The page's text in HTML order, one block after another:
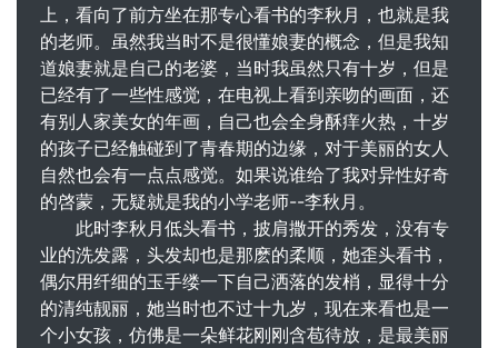
上，看向了前方坐在那专心看书的李秋月，也就是我
的老师。虽然我当时不是很懂娘妻的概念，但是我知
道娘妻就是自己的老婆，当时我虽然只有十岁，但是
已经有了一些性感觉，在电视上看到亲吻的画面，还
有别人家美女的年画，自己也会全身酥痒火热，十岁
的孩子已经触碰到了青春期的边缘，对于美丽的女人
自然也会有一点点感觉。如果说谁给了我对异性好奇
的啓蒙，无疑就是我的小学老师--李秋月。
此时李秋月低头看书，披肩撒开的秀发，没有专
业的洗发露，头发却也是那麽的柔顺，她歪头看书，
偶尔用纤细的玉手缕一下自己洒落的发梢，显得十分
的清纯靓丽，她当时也不过十九岁，现在来看也是一
个小女孩，仿佛是一朵鲜花刚刚含苞待放，是最美丽